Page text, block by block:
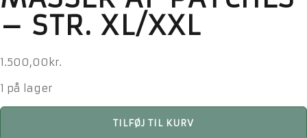
– STR. XL/XXL
1.500,00 kr.
1 på lager
Vintage
TILFØJ TIL KURV